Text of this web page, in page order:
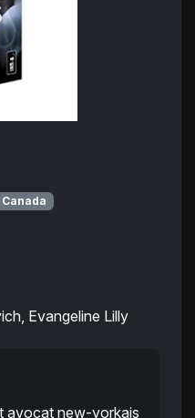
Evangeline Lilly
avocat new-yorkais